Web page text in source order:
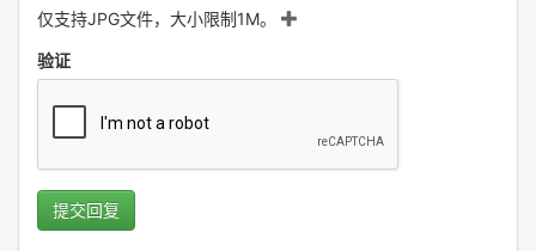
仅支持JPG文件，大小限制1M。
验证
提交回复